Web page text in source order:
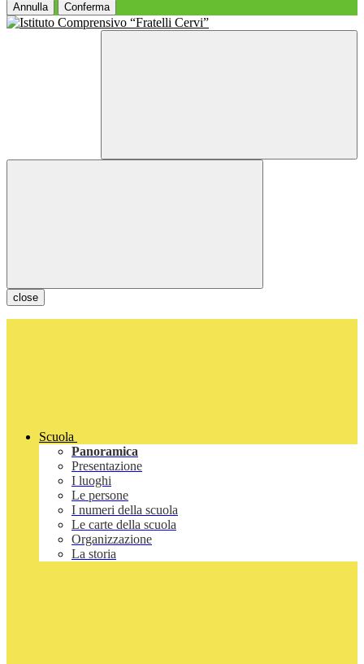
Annulla Conferma
close
Scuola
Panoramica
Presentazione
I luoghi
Le persone
I numeri della scuola
Le carte della scuola
Organizzazione
La storia